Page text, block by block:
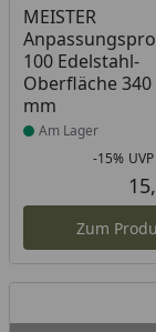
MEISTER
100 Edelstahl-
Oberfläche 340
mm
Produkt am
Am Lager
-15% UVP
Zum